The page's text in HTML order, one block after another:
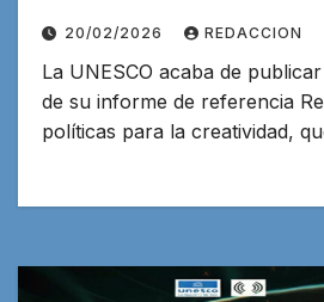
20/02/2026 REDACCION
La UNESCO acaba de
de su informe de referencia
políticas para la creatividad,